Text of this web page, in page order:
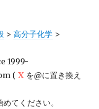
>高分子化学 >
1999-
( X を@に置き換え
てください。